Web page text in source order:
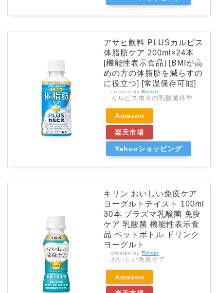
アサヒ飲料 PLUSカルピス
体脂肪ケア 200ml×24本
[機能性表示食品] [BMIが高
めの方の体脂肪を減らすの
に役立つ] [常温保存可能]
created by Rinker
カルピス由来の乳酸菌科学
Amazon
楽天市場
Yahooショッピング
キリン おいしい免疫ケア
ヨーグルトテイスト 100ml
30本 プラズマ乳酸菌 免疫
ケア 乳酸菌 機能性表示食
品 ペットボトル ドリンク
ヨーグルト
created by Rinker
おいしい免疫ケア
Amazon